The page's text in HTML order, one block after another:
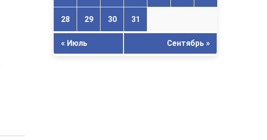
28 29 30 31
« Июль Сентябрь »